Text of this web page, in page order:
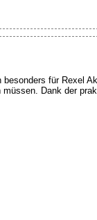
für Rexel
Dank der